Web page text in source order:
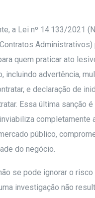
a Lei nº 14.133/2021
quem praticar ato
incluindo advertência,
e declaração de
Essa última sanção
completamente
público,
do negócio.
se pode ignorar o risco
investigação não